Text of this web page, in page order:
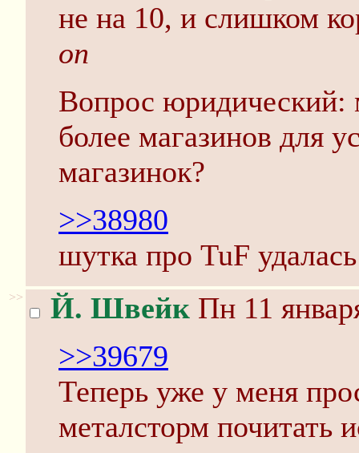
не на 10, и слишком
оп
Вопрос юридический:
более магазинов для
магазинок?
>>38980
шутка про TuF
>> Й. Швейк Пн 11
>>39679
Теперь уже у меня
металсторм почитать